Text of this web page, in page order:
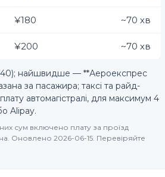
¥180 ~70 хв
¥200 ~70 хв
найшвидше — **Аероекспрес
за пасажира; таксі та райд-
автомагістралі, для максимум 4
Alipay.
сум включено плату за проїзд
Оновлено 2026-06-15. Перевіряйте